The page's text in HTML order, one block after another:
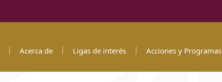
Acerca de Ligas de interés Acciones y Programas